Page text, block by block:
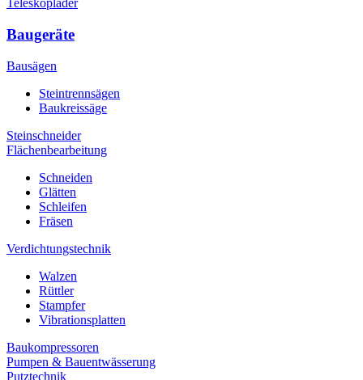
Teleskoplader
Baugeräte
Bausägen
Steintrennsägen
Baukreissäge
Steinschneider
Flächenbearbeitung
Schneiden
Glätten
Schleifen
Fräsen
Verdichtungstechnik
Walzen
Rüttler
Stampfer
Vibrationsplatten
Baukompressoren
Pumpen & Bauentwässerung
Putztechnik